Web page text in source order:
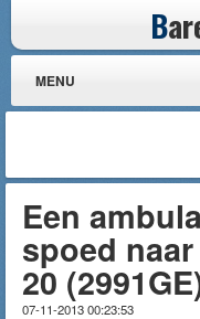
B
MENU
Een
spoed
20
07-11-2013 00:23:53